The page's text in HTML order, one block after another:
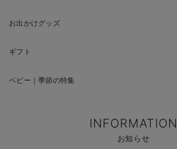
お出かけグッズ
ギフト
ベビー｜季節の特集
INFORMATION
お知らせ